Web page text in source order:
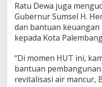
Ratu Dewa juga
Gubernur Sumsel H.
dan bantuan
kepada Kota
“Di momen HUT ini,
bantuan
revitalisasi air mancur,